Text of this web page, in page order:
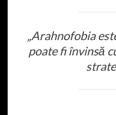
„Arahnofobia
poate fi învinsă